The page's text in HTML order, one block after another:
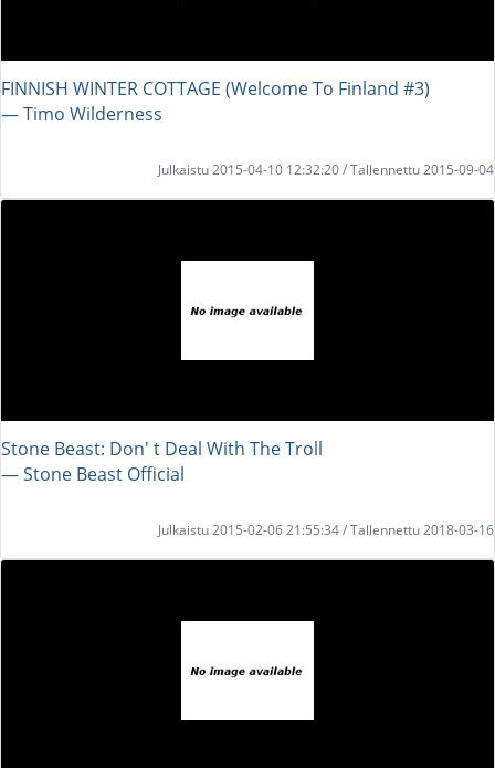
FINNISH WINTER COTTAGE (Welcome To Finland #3)
― Timo Wilderness
Julkaistu 2015-04-10 12:32:20 / Tallennettu 2015-09-04
Stone Beast: Don' t Deal With The Troll
― Stone Beast Official
Julkaistu 2015-02-06 21:55:34 / Tallennettu 2018-03-16